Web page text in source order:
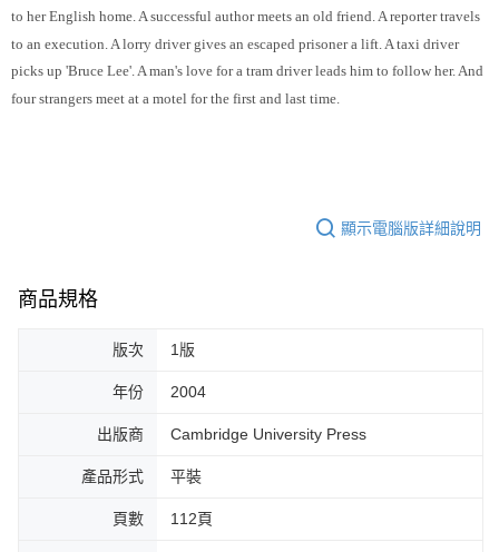
to her English home. A successful author meets an old friend. A reporter travels
to an execution. A lorry driver gives an escaped prisoner a lift. A taxi driver
picks up 'Bruce Lee'. A man's love for a tram driver leads him to follow her. And
four strangers meet at a motel for the first and last time.
顯示電腦版詳細說明
商品規格
版次 1版
年份 2004
出版商 Cambridge University Press
產品形式 平裝
頁數 112頁